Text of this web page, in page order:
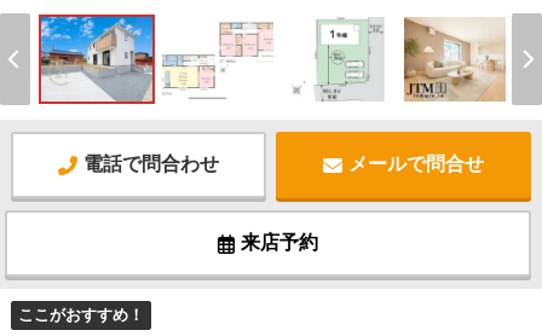
電話で問合わせ メールで問合せ
来店予約
ここがおすすめ！